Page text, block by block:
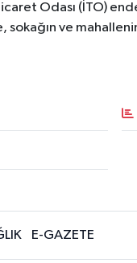
Odası (İTO)
ve
E-GAZETE